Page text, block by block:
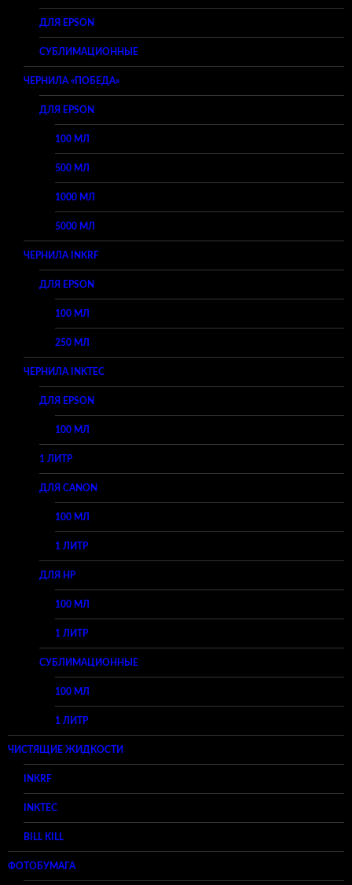
ДЛЯ EPSON
СУБЛИМАЦИОННЫЕ
ЧЕРНИЛА «ПОБЕДА»
ДЛЯ EPSON
100 МЛ
500 МЛ
1000 МЛ
5000 МЛ
ЧЕРНИЛА INKRF
ДЛЯ EPSON
100 МЛ
250 МЛ
ЧЕРНИЛА INKTEC
ДЛЯ EPSON
100 МЛ
1 ЛИТР
ДЛЯ CANON
100 МЛ
1 ЛИТР
ДЛЯ HP
100 МЛ
1 ЛИТР
СУБЛИМАЦИОННЫЕ
100 МЛ
1 ЛИТР
ЧИСТЯЩИЕ ЖИДКОСТИ
INKRF
INKTEC
BILL KILL
ФОТОБУМАГА